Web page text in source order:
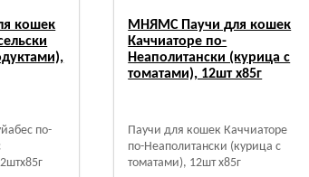
кошек
по-
МНЯМС Паучи для кошек
Каччиаторе по-
Неаполитански (курица с
томатами), 12шт х85г
Паучи для кошек Каччиаторе
по-Неаполитански (курица с
томатами), 12шт х85г